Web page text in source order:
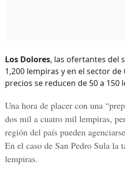
Los Dolores, las ofertantes del
1,200 lempiras y en el sector de
precios se reducen de 50 a 150
Una hora de placer con una
dos mil a cuatro mil lempiras,
región del país pueden
En el caso de San Pedro Sula la
lempiras.